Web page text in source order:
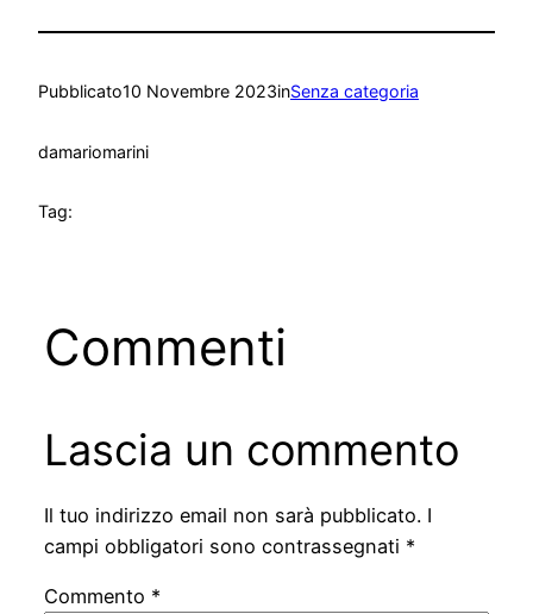
Pubblicato10 Novembre 2023inSenza categoria
damariomarini
Tag:
Commenti
Lascia un commento
Il tuo indirizzo email non sarà pubblicato. I
campi obbligatori sono contrassegnati *
Commento *